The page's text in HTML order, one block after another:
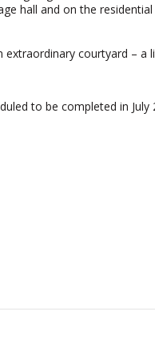
hall and on the
courtyard – a
to be completed in